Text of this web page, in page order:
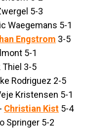
5-3
Waegemans 5-1
Engstrom 3-5
5-1
Thiel 3-5
Rodriguez 2-5
Kristensen 5-1
Christian Kist 5-4
Springer 5-2